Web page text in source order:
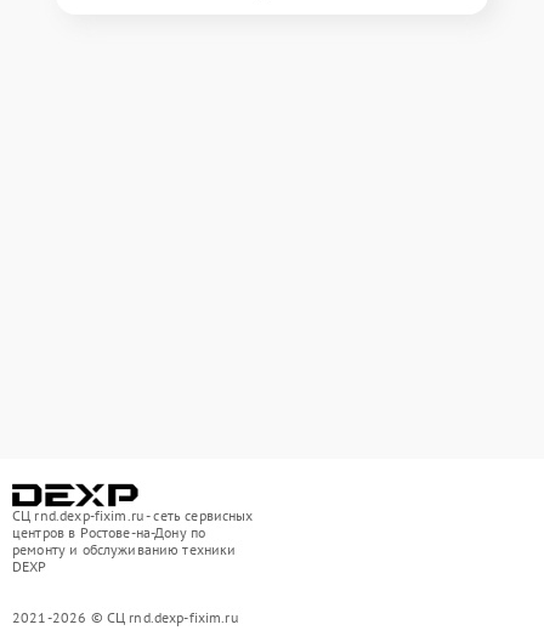
СЦ rnd.dexp-fixim.ru - сеть сервисных
центров в Ростове-на-Дону по
ремонту и обслуживанию техники
DEXP
2021-2026 © СЦ rnd.dexp-fixim.ru